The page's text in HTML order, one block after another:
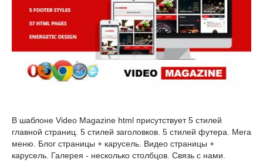
В шаблоне Video Magazine html присутствует 5 стилей
главной страниц. 5 стилей заголовков. 5 стилей футера. Мега
меню. Блог страницы + карусель. Видео страницы +
карусель. Галерея - несколько столбцов. Связь с нами.